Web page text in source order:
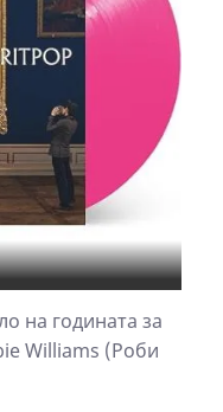
на годината за
Williams (Роби